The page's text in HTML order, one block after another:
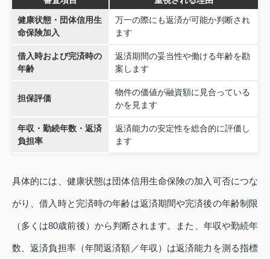
健康状態・団体信用生
命保険加入
万一の際にも返済が可能か判断され
ます
借入時および完済時の
年齢
返済期間の妥当性や働ける年齢を勘
案します
担保評価
物件の価値が融資額に見合っている
かを見ます
年収・勤続年数・返済
負担率
返済能力の安定性を総合的に評価し
ます
具体的には、健康状態は団体信用生命保険の加入可否につな
がり、借入時と完済時の年齢は返済期間や完済後の年齢制限
（多くは80歳前後）から判断されます。また、年収や勤続年
数、返済負担率（年間返済額／年収）は返済能力を測る指標